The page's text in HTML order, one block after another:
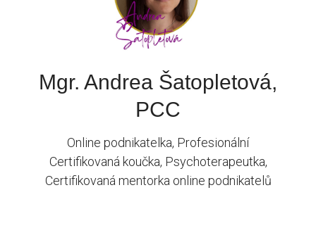
Mgr. Andrea Šatopletová,
PCC
Online podnikatelka, Profesionální
Certifikovaná koučka, Psychoterapeutka,
Certifikovaná mentorka online podnikatelů